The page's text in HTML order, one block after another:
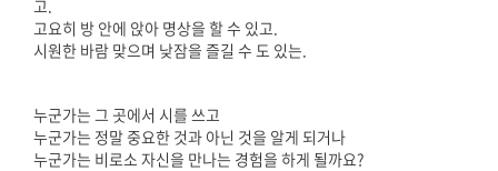
고.
고요히 방 안에 앉아 명상을 할 수 있고.
시원한 바람 맞으며 낮잠을 즐길 수 도 있는.
누군가는 그 곳에서 시를 쓰고
누군가는 정말 중요한 것과 아닌 것을 알게 되거나
누군가는 비로소 자신을 만나는 경험을 하게 될까요?